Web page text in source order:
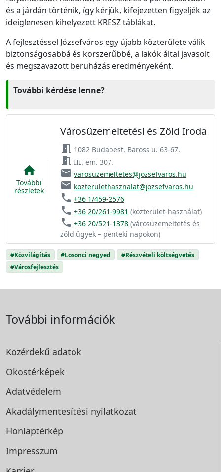
és a járdán történik, így kérjük, kifejezetten figyeljék az
ideiglenesen kihelyezett KRESZ táblákat.
A fejlesztéssel Józsefváros egy újabb közterülete válik
biztonságosabbá és korszerűbbé, a lakók által javasolt
és megszavazott beruházás eredményeként.
További kérdése lenne?
home
További
részletek
Városüzemeltetési és Zöld Iroda
meeting_room 1082 Budapest, Baross u. 63-67.
meeting_room III. em. 307.
email varosuzemeltetes@jozsefvaros.hu
email kozterulethasznalat@jozsefvaros.hu
phone +36 1/459-2576
phone +36 20/261-9981 (közterület-használat)
phone +36 20/521-1378 (városüzemeltetés és
zöld ügyek – pénteki napokon)
#Közvilágítás #Losonci negyed
#Részvételi költségvetés
#Városfejlesztés
További információk
Közérdekű adatok
Okostérképek
Adatvédelem
Akadálymentesítési nyilatkozat
Honlaptérkép
Impresszum